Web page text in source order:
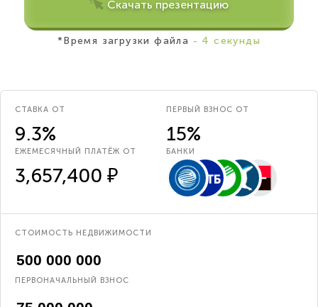
Скачать презентацию
*Время загрузки файла - 4 секунды
СТАВКА ОТ
9.3%
ПЕРВЫЙ ВЗНОС ОТ
15%
ЕЖЕМЕСЯЧНЫЙ ПЛАТЁЖ ОТ
3,657,400 ₽
БАНКИ
СТОИМОСТЬ НЕДВИЖИМОСТИ
ПЕРВОНАЧАЛЬНЫЙ ВЗНОС